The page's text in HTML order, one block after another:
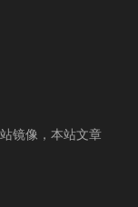
镜像，本站文章